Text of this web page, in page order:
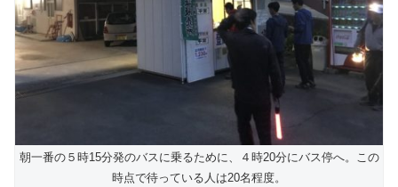
朝一番の５時15分発のバスに乗るために、４時20分にバス停へ。この
時点で待っている人は20名程度。